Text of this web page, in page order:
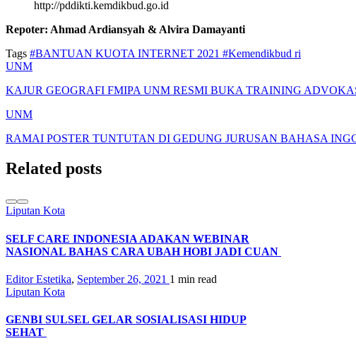
http://pddikti.kemdikbud.go.id
Repoter: Ahmad Ardiansyah & Alvira Damayanti
Tags #BANTUAN KUOTA INTERNET 2021 #Kemendikbud ri
UNM
KAJUR GEOGRAFI FMIPA UNM RESMI BUKA TRAINING
UNM
RAMAI POSTER TUNTUTAN DI GEDUNG JURUSAN BAHASA
Related posts
Liputan Kota
SELF CARE INDONESIA ADAKAN WEBINAR
NASIONAL BAHAS CARA UBAH HOBI JADI CUAN
Editor Estetika, September 26, 2021 1 min read
Liputan Kota
GENBI SULSEL GELAR SOSIALISASI HIDUP
SEHAT